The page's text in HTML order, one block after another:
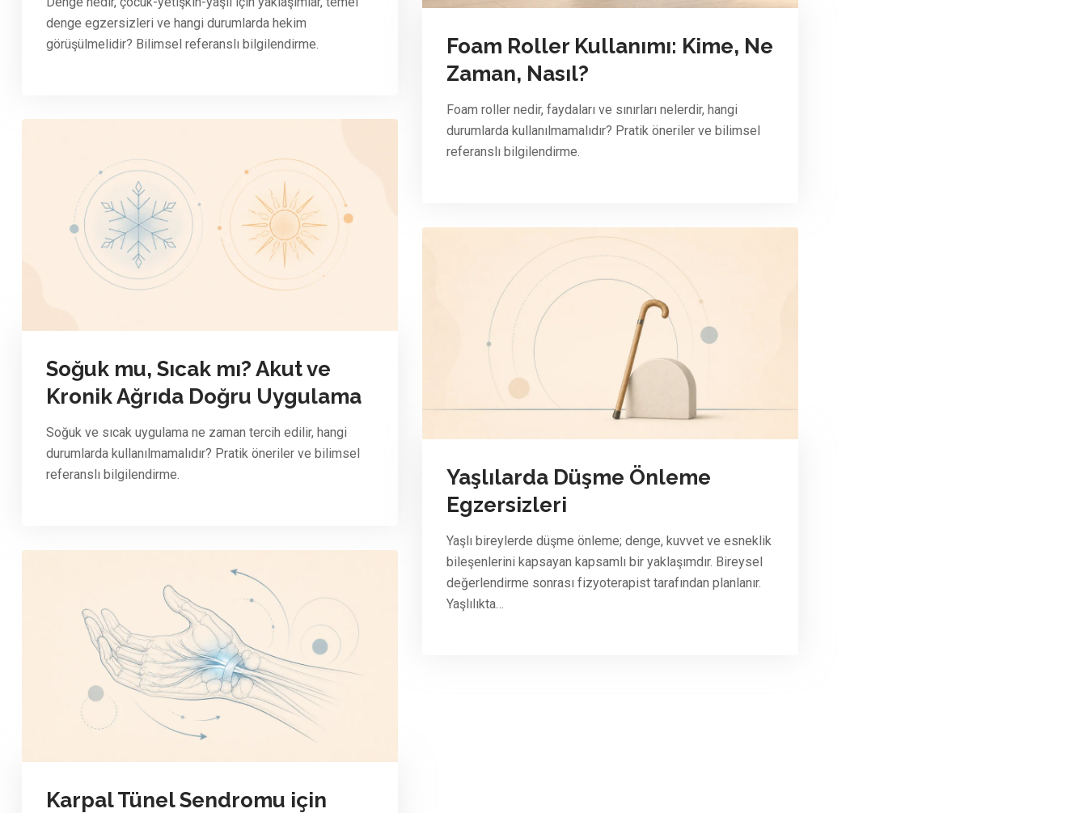
denge egzersizleri ve hangi durumlarda hekim
görüşülmelidir? Bilimsel referanslı bilgilendirme.
Foam Roller Kullanımı: Kime, Ne
Zaman, Nasıl?
Foam roller nedir, faydaları ve sınırları nelerdir, hangi
durumlarda kullanılmamalıdır? Pratik öneriler ve bilimsel
referanslı bilgilendirme.
Soğuk mu, Sıcak mı? Akut ve
Kronik Ağrıda Doğru Uygulama
Soğuk ve sıcak uygulama ne zaman tercih edilir, hangi
durumlarda kullanılmamalıdır? Pratik öneriler ve bilimsel
referanslı bilgilendirme.
Yaşlılarda Düşme Önleme
Egzersizleri
Yaşlı bireylerde düşme önleme; denge, kuvvet ve esneklik
bileşenlerini kapsayan kapsamlı bir yaklaşımdır. Bireysel
değerlendirme sonrası fizyoterapist tarafından planlanır.
Yaşlılıkta…
Karpal Tünel Sendromu için